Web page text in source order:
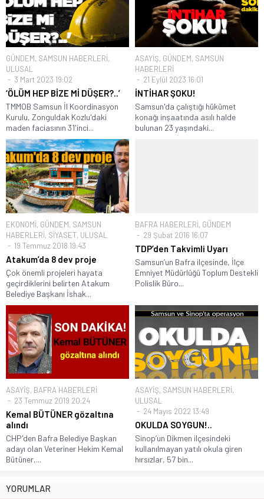
GÜNDEM, SAMSUN HABERLERİ,
ULUSAL
3 Mart 2023 19:02
‘ÖLÜM HEP BİZE Mİ DÜŞER?..’
TMMOB Samsun İl Koordinasyon
Kurulu, Zonguldak Kozlu'daki
maden faciasının 31'inci...
ASAYİŞ, GÜNDEM, SAMSUN
HABERLERİ
21 Eylül 2023 16:01
İNTİHAR ŞOKU!
Samsun'da çalıştığı hükümet
konağı inşaatında asılı halde
bulunan 23 yaşındaki...
EKONOMİ, GÜNDEM, SAMSUN
HABERLERİ, SİYASET, ULUSAL
19 Temmuz 2018 19:43
Atakum’da 8 dev proje
Çok önemli projeleri hayata
geçirdiklerini belirten Atakum
Belediye Başkanı İshak...
BAFRA HABERLERİ, GÜNDEM
29 Şubat 2016 16:07
TDP’den Takvimli Uyarı
Samsun’un Bafra ilçesinde, İlçe
Emniyet Müdürlüğü Toplum Destekli
Polislik Büro...
ASAYİŞ, BAFRA HABERLERİ
23 Temmuz 2019 20:24
Kemal BÜTÜNER gözaltına
alındı
CHP'den Bafra Belediye Başkan
adayı olan Veteriner Hekim Kemal
Bütüner,...
ASAYİŞ, SAMSUN HABERLERİ,
ULUSAL
24 Mayıs 2022 13:49
OKULDA SOYGUN!..
Sinop’un Dikmen ilçesindeki
kullanılmayan yatılı okula giren
hırsızlar, 57 bin...
YORUMLAR